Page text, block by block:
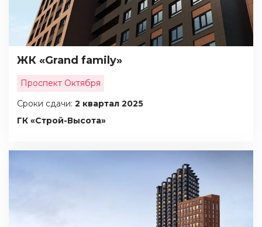
ЖК «Grand family»
Проспект Октября
Сроки сдачи: 2 квартал 2025
ГК «Строй-Высота»